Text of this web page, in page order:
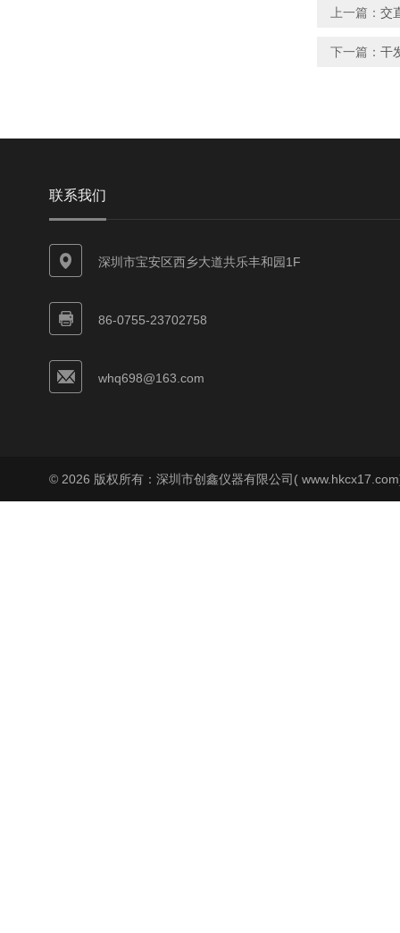
上一篇： 交
下一篇： 干
联系我们
深圳市宝安区西乡大道共乐丰和园1F
86-0755-23702758
whq698@163.com
© 2026 版权所有：深圳市创鑫仪器有限公司(